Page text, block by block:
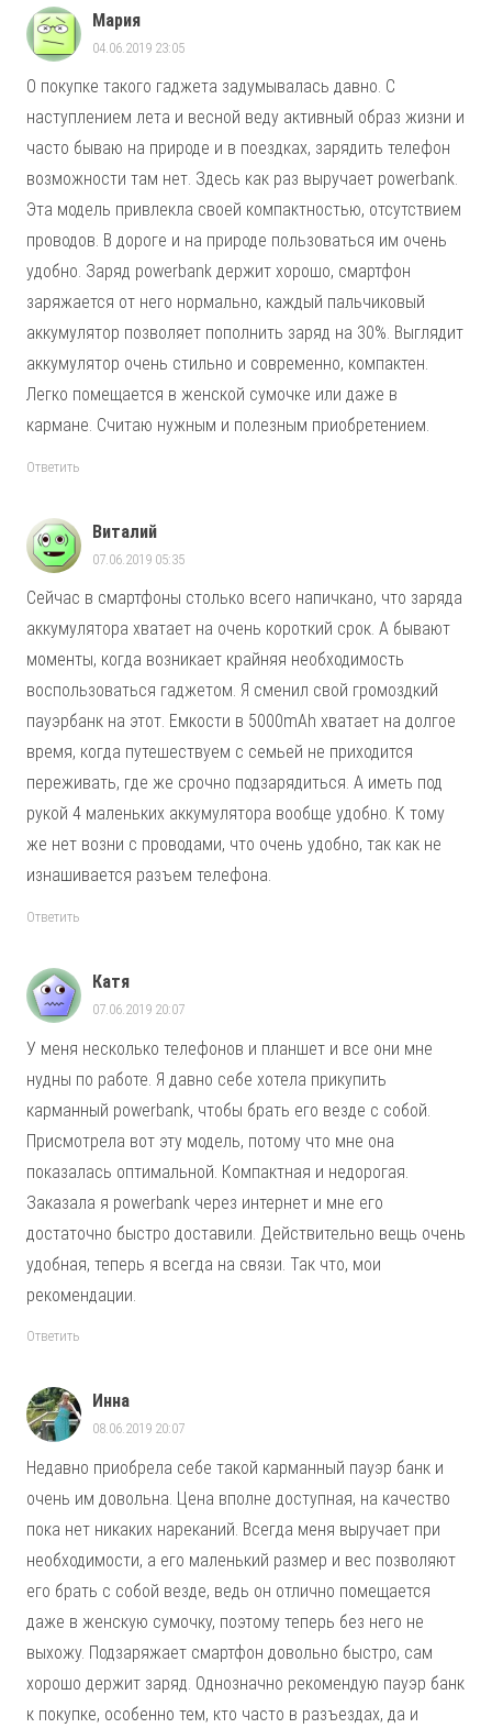
Мария
04.06.2019 23:05
О покупке такого гаджета задумывалась давно. С
наступлением лета и весной веду активный образ жизни и
часто бываю на природе и в поездках, зарядить телефон
возможности там нет. Здесь как раз выручает powerbank.
Эта модель привлекла своей компактностью, отсутствием
проводов. В дороге и на природе пользоваться им очень
удобно. Заряд powerbank держит хорошо, смартфон
заряжается от него нормально, каждый пальчиковый
аккумулятор позволяет пополнить заряд на 30%. Выглядит
аккумулятор очень стильно и современно, компактен.
Легко помещается в женской сумочке или даже в
кармане. Считаю нужным и полезным приобретением.
Ответить
Виталий
07.06.2019 05:35
Сейчас в смартфоны столько всего напичкано, что заряда
аккумулятора хватает на очень короткий срок. А бывают
моменты, когда возникает крайняя необходимость
воспользоваться гаджетом. Я сменил свой громоздкий
пауэрбанк на этот. Емкости в 5000mAh хватает на долгое
время, когда путешествуем с семьей не приходится
переживать, где же срочно подзарядиться. А иметь под
рукой 4 маленьких аккумулятора вообще удобно. К тому
же нет возни с проводами, что очень удобно, так как не
изнашивается разъем телефона.
Ответить
Катя
07.06.2019 20:07
У меня несколько телефонов и планшет и все они мне
нудны по работе. Я давно себе хотела прикупить
карманный powerbank, чтобы брать его везде с собой.
Присмотрела вот эту модель, потому что мне она
показалась оптимальной. Компактная и недорогая.
Заказала я powerbank через интернет и мне его
достаточно быстро доставили. Действительно вещь очень
удобная, теперь я всегда на связи. Так что, мои
рекомендации.
Ответить
Инна
08.06.2019 20:07
Недавно приобрела себе такой карманный пауэр банк и
очень им довольна. Цена вполне доступная, на качество
пока нет никаких нареканий. Всегда меня выручает при
необходимости, а его маленький размер и вес позволяют
его брать с собой везде, ведь он отлично помещается
даже в женскую сумочку, поэтому теперь без него не
выхожу. Подзаряжает смартфон довольно быстро, сам
хорошо держит заряд. Однозначно рекомендую пауэр банк
к покупке, особенно тем, кто часто в разъездах, да и